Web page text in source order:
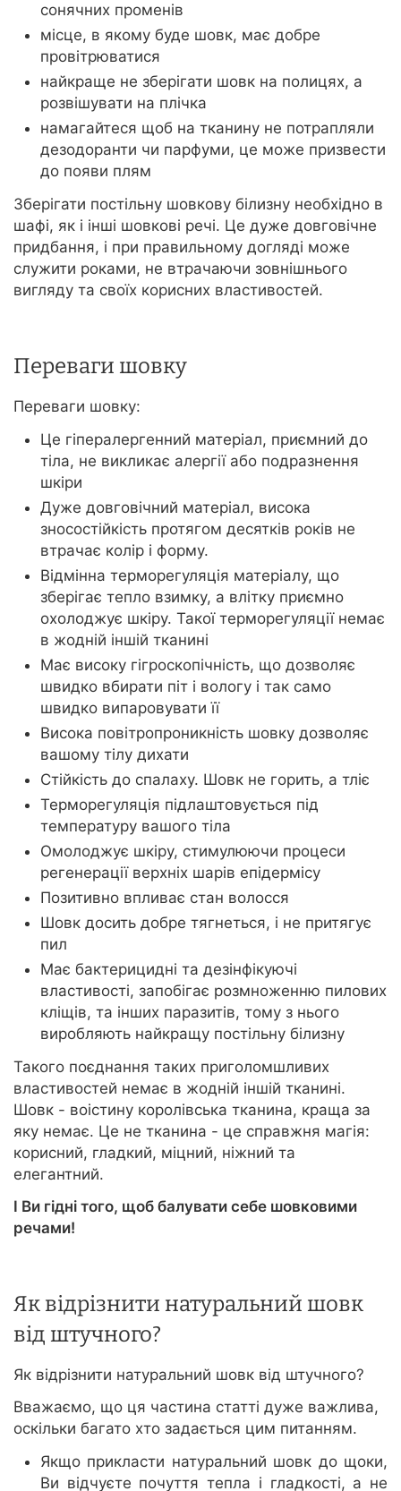
сонячних променів
місце, в якому буде шовк, має добре
провітрюватися
найкраще не зберігати шовк на полицях, а
розвішувати на плічка
намагайтеся щоб на тканину не потрапляли
дезодоранти чи парфуми, це може призвести
до появи плям
Зберігати постільну шовкову білизну необхідно в
шафі, як і інші шовкові речі. Це дуже довговічне
придбання, і при правильному догляді може
служити роками, не втрачаючи зовнішнього
вигляду та своїх корисних властивостей.
Переваги шовку
Переваги шовку:
Це гіпералергенний матеріал, приємний до
тіла, не викликає алергії або подразнення
шкіри
Дуже довговічний матеріал, висока
зносостійкість протягом десятків років не
втрачає колір і форму.
Відмінна терморегуляція матеріалу, що
зберігає тепло взимку, а влітку приємно
охолоджує шкіру. Такої терморегуляції немає
в жодній іншій тканині
Має високу гігроскопічність, що дозволяє
швидко вбирати піт і вологу і так само
швидко випаровувати її
Висока повітропроникність шовку дозволяє
вашому тілу дихати
Стійкість до спалаху. Шовк не горить, а тліє
Терморегуляція підлаштовується під
температуру вашого тіла
Омолоджує шкіру, стимулюючи процеси
регенерації верхніх шарів епідермісу
Позитивно впливає стан волосся
Шовк досить добре тягнеться, і не притягує
пил
Має бактерицидні та дезінфікуючі
властивості, запобігає розмноженню пилових
кліщів, та інших паразитів, тому з нього
виробляють найкращу постільну білизну
Такого поєднання таких приголомшливих
властивостей немає в жодній іншій тканині.
Шовк - воістину королівська тканина, краща за
яку немає. Це не тканина - це справжня магія:
корисний, гладкий, міцний, ніжний та
елегантний.
І Ви гідні того, щоб балувати себе шовковими
речами!
Як відрізнити натуральний шовк
від штучного?
Як відрізнити натуральний шовк від штучного?
Вважаємо, що ця частина статті дуже важлива,
оскільки багато хто задається цим питанням.
Якщо прикласти натуральний шовк до щоки,
Ви відчуєте почуття тепла і гладкості, а не